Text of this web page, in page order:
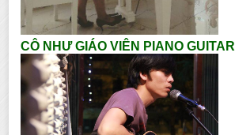
CÔ NHƯ GIÁO VIÊN PIANO GUITAR